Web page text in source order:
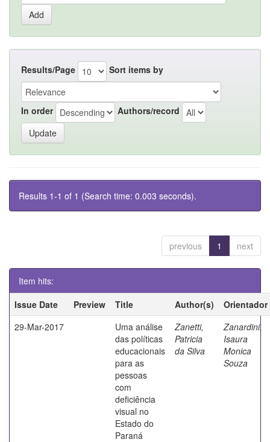
Results/Page Sort items by
In order Authors/record
Results 1-1 of 1 (Search time: 0.003 seconds).
previous 1 next
Item hits:
Issue Date
Preview Title Author(s)
Orientador
29-Mar-2017
Uma análise
das políticas
educacionais
para as
pessoas
com
deficiência
visual no
Estado do
Paraná
Zanetti,
Patricia
da Silva
Zanardini,
Isaura
Monica
Souza